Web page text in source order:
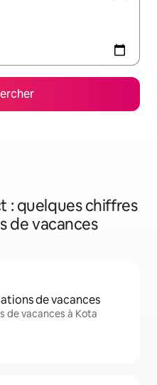
: quelques chiffres
de vacances
de vacances
de vacances à Kota